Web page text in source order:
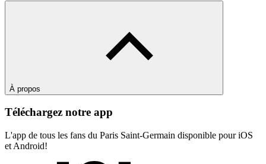
À propos
Téléchargez notre app
L'app de tous les fans du Paris Saint-Germain disponible pour iOS
et Android!